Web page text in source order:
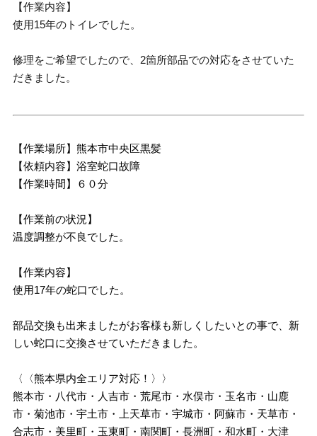
【作業内容】
使用15年のトイレでした。
修理をご希望でしたので、2箇所部品での対応をさせていた
だきました。
【作業場所】熊本市中央区黒髪
【依頼内容】浴室蛇口故障
【作業時間】６０分
【作業前の状況】
温度調整が不良でした。
【作業内容】
使用17年の蛇口でした。
部品交換も出来ましたがお客様も新しくしたいとの事で、新
しい蛇口に交換させていただきました。
〈〈熊本県内全エリア対応！〉〉
熊本市・八代市・人吉市・荒尾市・水俣市・玉名市・山鹿
市・菊池市・宇土市・上天草市・宇城市・阿蘇市・天草市・
合志市・美里町・玉東町・南関町・長洲町・和水町・大津